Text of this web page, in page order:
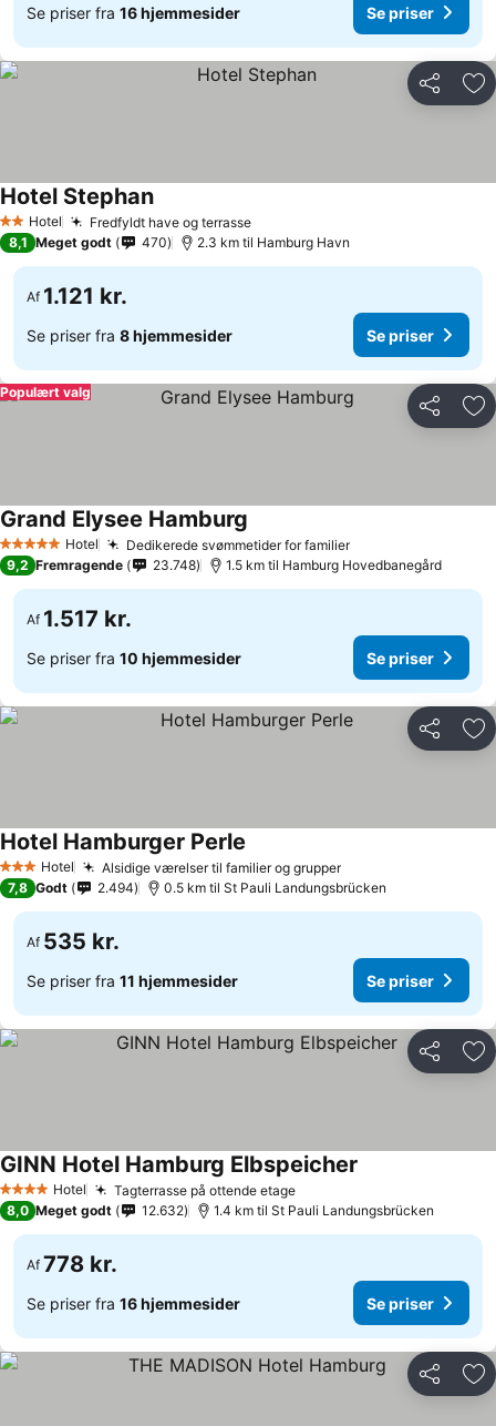
Se priser fra 16 hjemmesider Se priser
Del
2 Stjerner
Hotel Fredfyldt have og terrasse
Hotel Stephan
8,1 Meget godt 470 2.3 km til Hamburg Havn
Af 1.121 kr.
Se priser fra 8 hjemmesider Se priser
Del
Populært valg
5 Stjerner Hotel Dedikerede svømmetider for familier
Grand Elysee Hamburg
9,2 Fremragende 23.748 1.5 km til Hamburg Hovedbanegård
Af 1.517 kr.
Se priser fra 10 hjemmesider Se priser
Del
3 StjernerHotel Alsidige værelser til familier og grupper
Hotel Hamburger Perle
7,8 Godt 2.494 0.5 km til St Pauli Landungsbrücken
Af 535 kr.
Se priser fra 11 hjemmesider Se priser
Del
4 StjernerHotel Tagterrasse på ottende etage
GINN Hotel Hamburg Elbspeicher
8,0 Meget godt 12.632 1.4 km til St Pauli Landungsbrücken
Af 778 kr.
Se priser fra 16 hjemmesider Se priser
Del